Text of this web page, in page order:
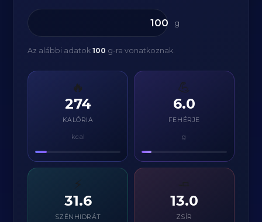
g
Az alábbi adatok100 g-ra vonatkoznak.
🔥
274
KALÓRIA
kcal
💪
6.0
FEHÉRJE
g
⚡
31.6
SZÉNHIDRÁT
13.0
ZSÍR